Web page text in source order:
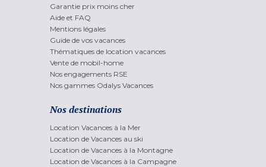
Garantie prix moins cher
Aide et FAQ
Mentions légales
Guide de vos vacances
Thématiques de location vacances
Vente de mobil-home
Nos engagements RSE
Nos gammes Odalys Vacances
Nos destinations
Location Vacances à la Mer
Location de Vacances au ski
Location de Vacances à la Montagne
Location de Vacances à la Campagne